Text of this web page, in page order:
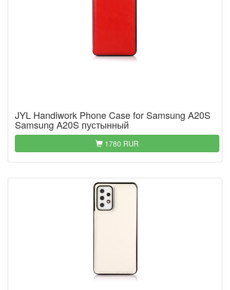
JYL Handiwork Phone Case for Samsung A20S
Samsung A20S пустынный
1780 RUR